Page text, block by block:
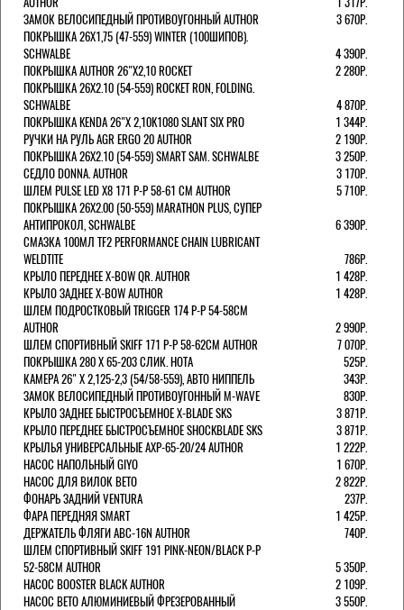
ЗАМОК ВЕЛОСИПЕДНЫЙ ПРОТИВОУГОННЫЙ AUTHOR
3 670Р.
ПОКРЫШКА 26X1,75 (47-559) WINTER (100ШИПОВ).
SCHWALBE
4 390Р.
ПОКРЫШКА AUTHOR 26"Х2,10 ROCKET
2 280Р.
ПОКРЫШКА 26X2.10 (54-559) ROCKET RON, FOLDING.
SCHWALBE
4 870Р.
ПОКРЫШКА KENDA 26"Х 2,10K1080 SLANT SIX PRO
1 344Р.
РУЧКИ НА РУЛЬ AGR ERGO 20 AUTHOR
2 190Р.
ПОКРЫШКА 26X2.10 (54-559) SMART SAM. SCHWALBE
3 250Р.
СЕДЛО DONNA. AUTHOR
3 170Р.
ШЛЕМ PULSE LED X8 171 Р-Р 58-61 СМ AUTHOR
5 710Р.
ПОКРЫШКА 26X2.00 (50-559) MARATHON PLUS, СУПЕР
АНТИПРОКОЛ, SCHWALBE
6 390Р.
СМАЗКА 100МЛ TF2 PERFORMANCE CHAIN LUBRICANT
WELDTITE
786Р.
КРЫЛО ПЕРЕДНЕЕ X-BOW QR. AUTHOR
1 428Р.
КРЫЛО ЗАДНЕЕ X-BOW AUTHOR
1 428Р.
ШЛЕМ ПОДРОСТКОВЫЙ TRIGGER 174 Р-Р 54-58СМ
AUTHOR
2 990Р.
ШЛЕМ СПОРТИВНЫЙ SKIFF 171 Р-Р 58-62СМ AUTHOR
7 070Р.
ПОКРЫШКА 280 X 65-203 СЛИК. HOTA
525Р.
КАМЕРА 26" X 2,125-2,3 (54/58-559), АВТО НИППЕЛЬ
343Р.
ЗАМОК ВЕЛОСИПЕДНЫЙ ПРОТИВОУГОННЫЙ M-WAVE
830Р.
КРЫЛО ЗАДНЕЕ БЫСТРОСЪЕМНОЕ X-BLADE SKS
3 871Р.
КРЫЛО ПЕРЕДНЕЕ БЫСТРОСЪЕМНОЕ SHOCKBLADE SKS
3 871Р.
КРЫЛЬЯ УНИВЕРСАЛЬНЫЕ AXP-65-20/24 AUTHOR
1 222Р.
НАСОС НАПОЛЬНЫЙ GIYO
1 670Р.
НАСОС ДЛЯ ВИЛОК ВЕТО
2 822Р.
ФОНАРЬ ЗАДНИЙ VENTURA
237Р.
ФАРА ПЕРЕДНЯЯ SMART
1 425Р.
ДЕРЖАТЕЛЬ ФЛЯГИ ABC-16N AUTHOR
740Р.
ШЛЕМ СПОРТИВНЫЙ SKIFF 191 PINK-NEON/BLACK Р-Р
52-58СМ AUTHOR
5 350Р.
НАСОС BOOSTER BLACK AUTHOR
2 109Р.
НАСОС BETO АЛЮМИНИЕВЫЙ ФРЕЗЕРОВАННЫЙ
3 550Р.